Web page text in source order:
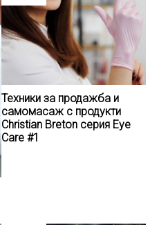
Техники за продажба и
самомасаж с продукти
Christian Breton серия Eye
Care #1